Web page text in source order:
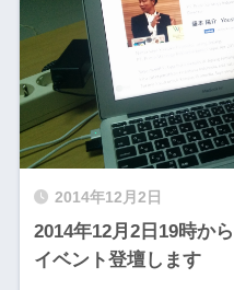
2014年12月2日
2014年12月2日19時か
イベント登壇します